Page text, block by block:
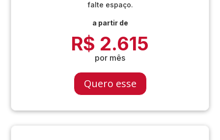
falte espaço.
a partir de
R$ 2.615
por mês
Quero esse